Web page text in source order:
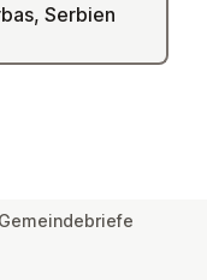
Serbien
Gemeindebriefe